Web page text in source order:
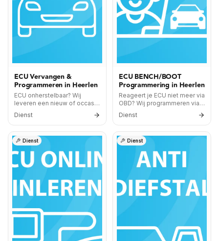
ECU Vervangen &
Programmeren in Heerlen
ECU onherstelbaar? Wij
leveren een nieuw of occasie
exemplaar, volledig
geprogrammeerd en plug &
play.
Dienst
ECU BENCH/BOOT
Programmering in Heerlen
Reageert je ECU niet meer via
OBD? Wij programmeren via
BENCH of BOOT — de meest
diepgaande methode.
Dienst
Dienst Dienst